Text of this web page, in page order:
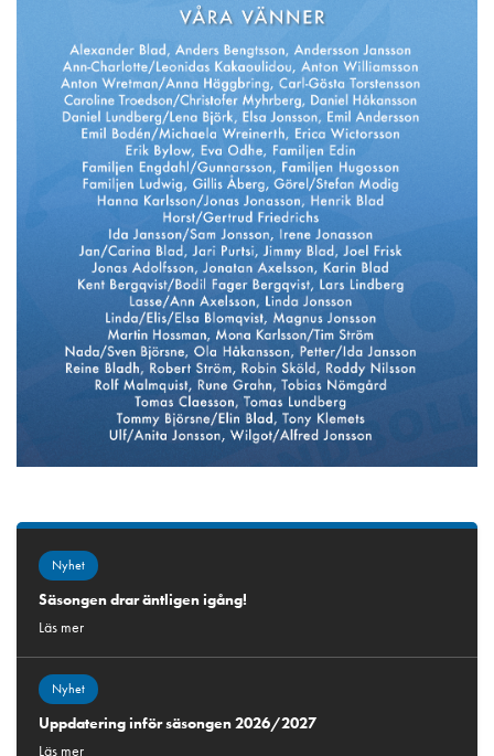
Nyhet
Säsongen drar äntligen igång!
Läs mer
Nyhet
Uppdatering inför säsongen 2026/2027
Läs mer